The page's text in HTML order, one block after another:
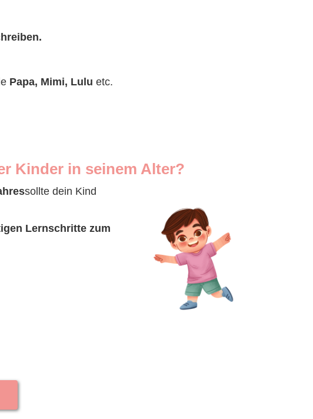
Papa, Mimi, Lulu etc.
Kinder in seinem Alter?
sollte dein Kind
Lernschritte zum